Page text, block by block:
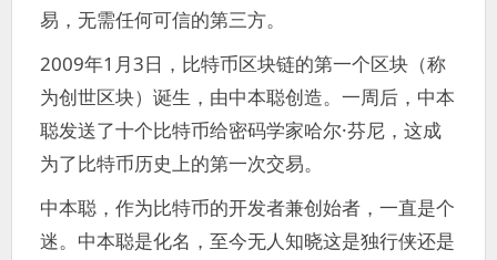
易，无需任何可信的第三方。
2009年1月3日，比特币区块链的第一个区块（称
为创世区块）诞生，由中本聪创造。一周后，中本
聪发送了十个比特币给密码学家哈尔·芬尼，这成
为了比特币历史上的第一次交易。
中本聪，作为比特币的开发者兼创始者，一直是个
迷。中本聪是化名，至今无人知晓这是独行侠还是